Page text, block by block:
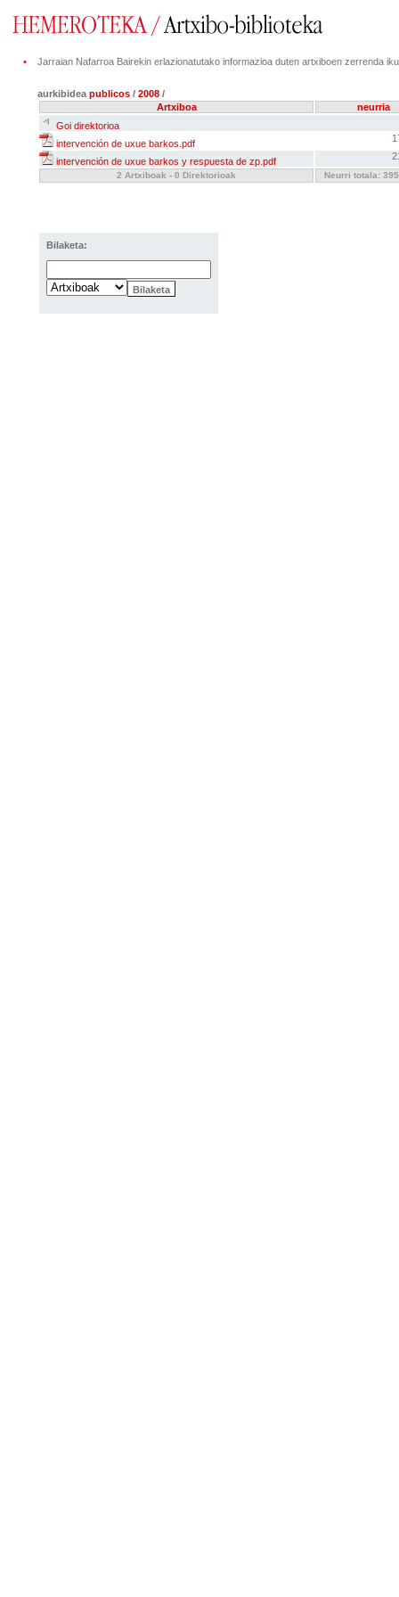
• Jarraian Nafarroa Bairekin erlazionatutako informazioa duten artxiboen zerrenda
aurkibidea publicos / 2008 /
Artxiboa
neurria
Goi direktorioa
intervención de uxue barkos.pdf
intervención de uxue barkos y respuesta de zp.pdf
2 Artxiboak - 0 Direktorioak Neurri totala:
Bilaketa: